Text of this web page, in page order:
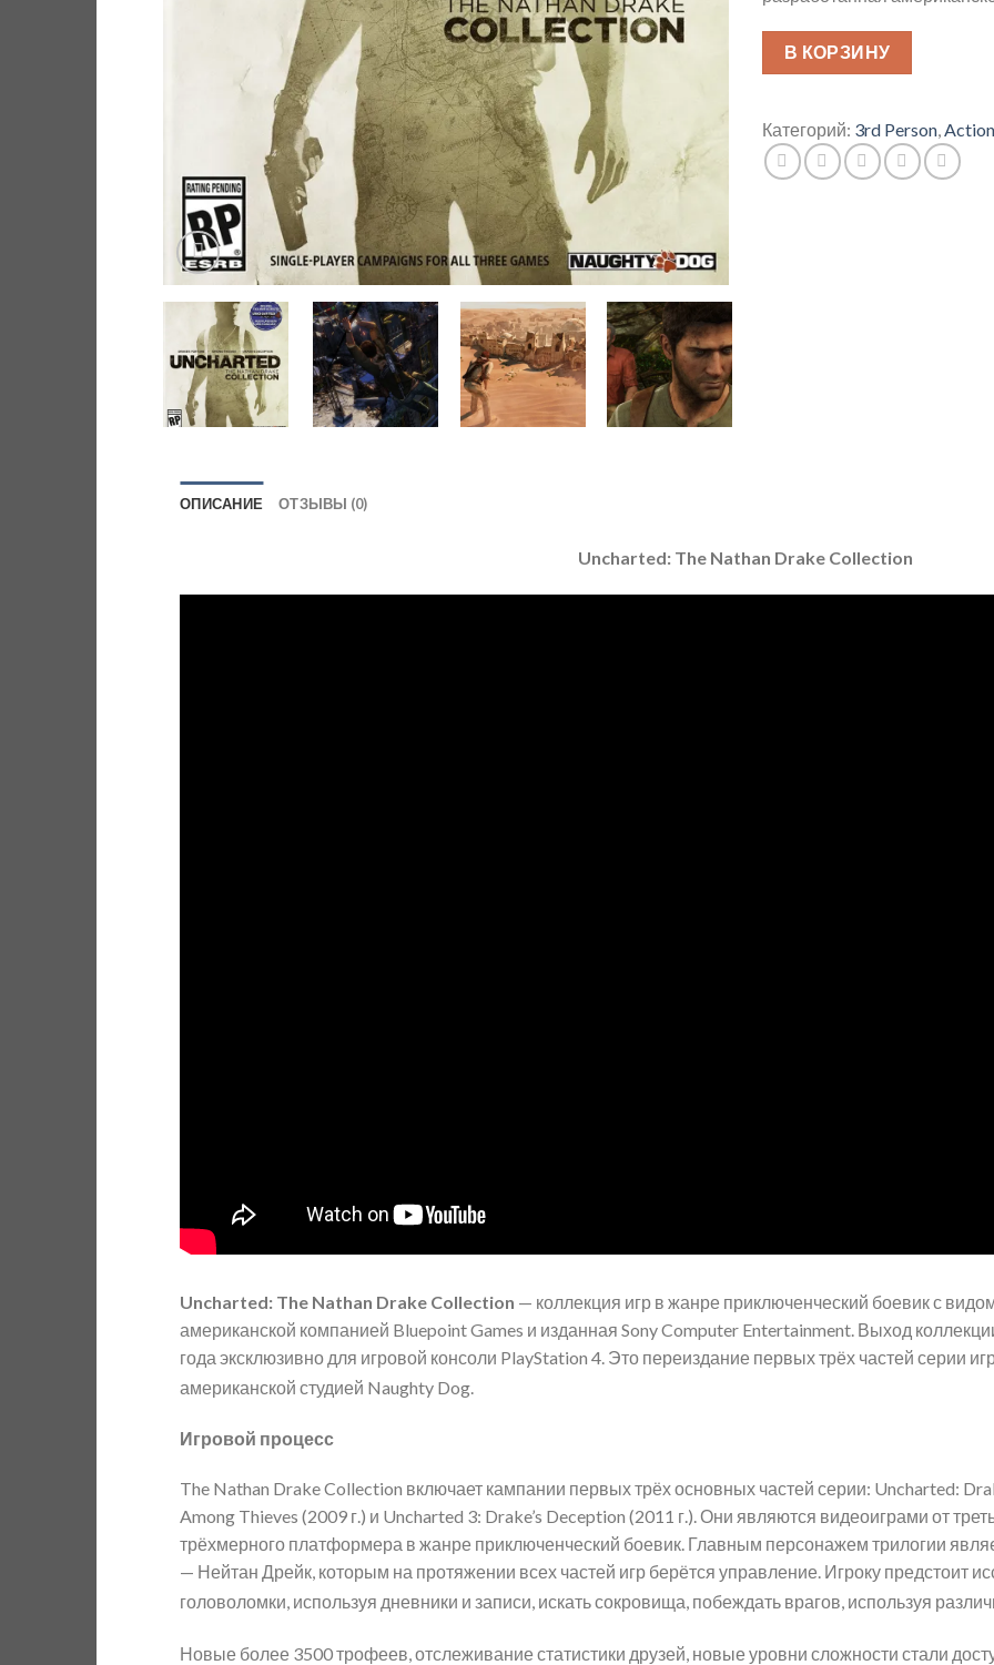
В КОРЗИНУ
Категорий: 3rd Person Action
ОПИСАНИЕ ОТЗЫВЫ (0)
Uncharted: The Nathan Drake Collection
Uncharted: The Nathan Drake Collection — коллекция игр в жанре приключенческий боевик с
американской компанией Bluepoint Games и изданная Sony Computer Entertainment. Выход
года эксклюзивно для игровой консоли PlayStation 4. Это переиздание первых трёх частей серии
американской студией Naughty Dog.
Игровой процесс
The Nathan Drake Collection включает кампании первых трёх основных частей серии: Uncharted:
Among Thieves (2009 г.) и Uncharted 3: Drake’s Deception (2011 г.). Они являются видеоиграми от
трёхмерного платформера в жанре приключенческий боевик. Главным персонажем трилогии
— Нейтан Дрейк, которым на протяжении всех частей игр берётся управление. Игроку предстоит
головоломки, используя дневники и записи, искать сокровища, побеждать врагов, используя
Новые более 3500 трофеев, отслеживание статистики друзей, новые уровни сложности стали